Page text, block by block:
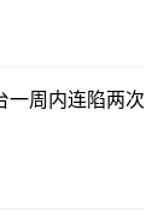
一周内连陷两次